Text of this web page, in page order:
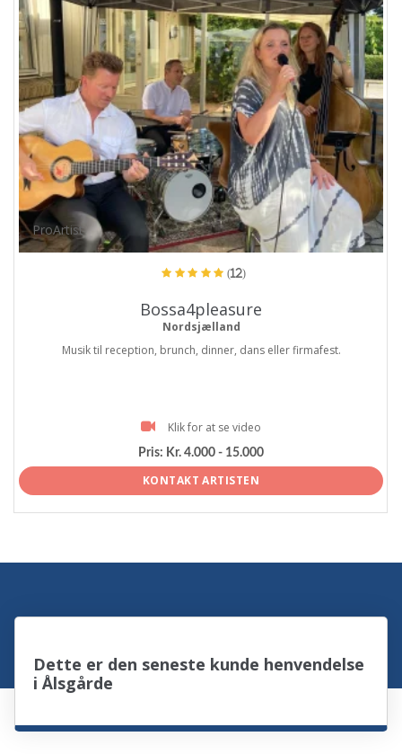
ProArtist
(12)
Bossa4pleasure
Nordsjælland
Musik til reception, brunch, dinner, dans eller firmafest.
Klik for at se video
Pris: Kr. 4.000 - 15.000
KONTAKT ARTISTEN
Dette er den seneste kunde henvendelse
i Ålsgårde